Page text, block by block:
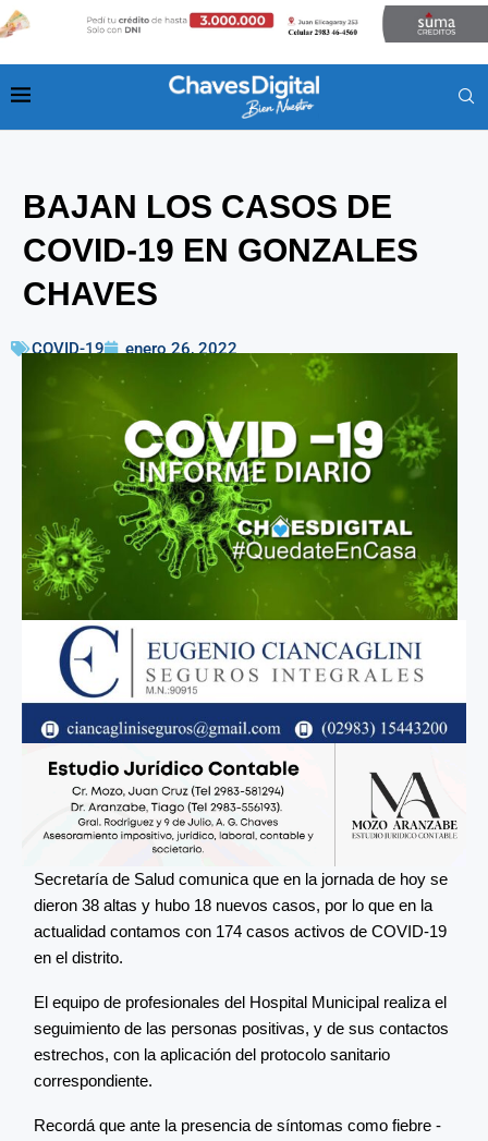
BAJAN LOS CASOS DE
COVID-19 EN GONZALES
CHAVES
COVID-19 enero 26, 2022
Secretaría de Salud comunica que en la jornada de hoy se
dieron 38 altas y hubo 18 nuevos casos, por lo que en la
actualidad contamos con 174 casos activos de COVID-19
en el distrito.
El equipo de profesionales del Hospital Municipal realiza el
seguimiento de las personas positivas, y de sus contactos
estrechos, con la aplicación del protocolo sanitario
correspondiente.
Recordá que ante la presencia de síntomas como fiebre -